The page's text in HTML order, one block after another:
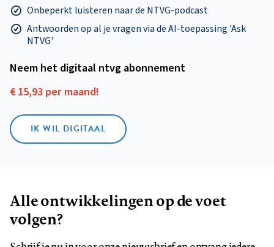
Onbeperkt luisteren naar de NTVG-podcast
Antwoorden op al je vragen via de AI-toepassing 'Ask
NTVG'
Neem het digitaal ntvg abonnement
€ 15,93 per maand!
IK WIL DIGITAAL
Alle ontwikkelingen op de voet
volgen?